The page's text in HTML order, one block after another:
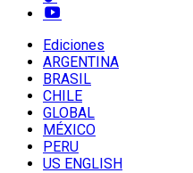
Ediciones
ARGENTINA
BRASIL
CHILE
GLOBAL
MÉXICO
PERU
US ENGLISH